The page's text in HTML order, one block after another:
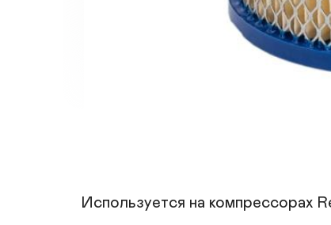
Используется на компрессорах